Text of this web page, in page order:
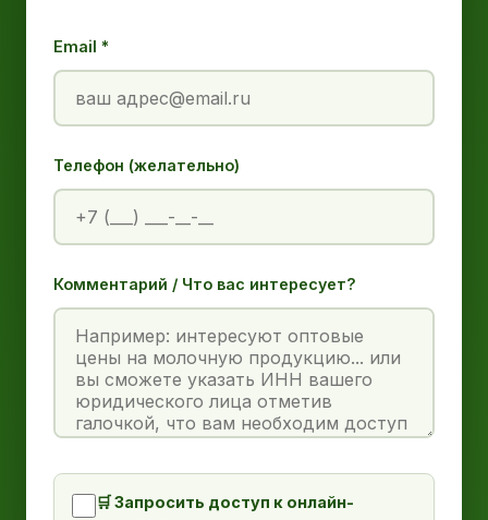
Email *
Телефон (желательно)
Комментарий / Что вас интересует?
🛒 Запросить доступ к онлайн-